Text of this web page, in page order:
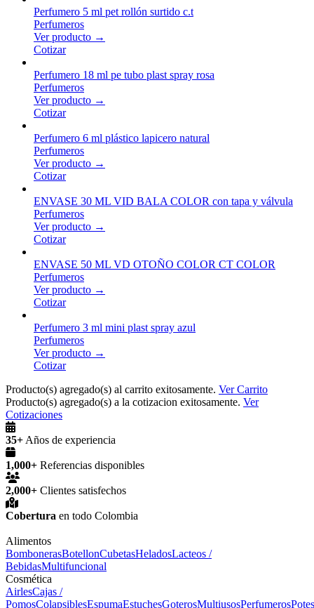
Perfumero 5 ml pet rollón surtido c.t
Perfumeros
Ver producto →
Cotizar
Perfumero 18 ml pe tubo plast spray rosa
Perfumeros
Ver producto →
Cotizar
Perfumero 6 ml plástico lapicero natural
Perfumeros
Ver producto →
Cotizar
ENVASE 30 ML VID BALA COLOR con tapa y válvula
Perfumeros
Ver producto →
Cotizar
ENVASE 50 ML VD OTOÑO COLOR CT COLOR
Perfumeros
Ver producto →
Cotizar
Perfumero 3 ml mini plast spray azul
Perfumeros
Ver producto →
Cotizar
Producto(s) agregado(s) al carrito exitosamente. Ver Carrito
Producto(s) agregado(s) a la cotizacion exitosamente. Ver
Cotizaciones
35+ Años de experiencia
1,000+ Referencias disponibles
2,000+ Clientes satisfechos
Cobertura en todo Colombia
Alimentos
BombonerasBotellonCubetasHeladosLacteos /
BebidasMultifuncional
Cosmética
AirlesCajas /
PomosColapsiblesEspumaEstuchesGoterosMultiusosPerfumerosPotes